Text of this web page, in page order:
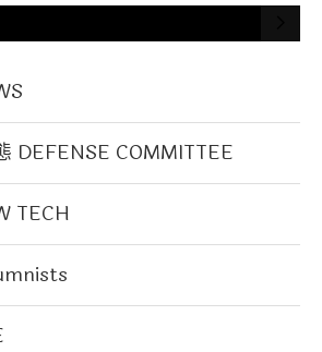
DEFENSE COMMITTEE
TECH